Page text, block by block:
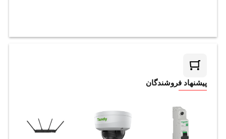
پیشنهاد فروشندگان